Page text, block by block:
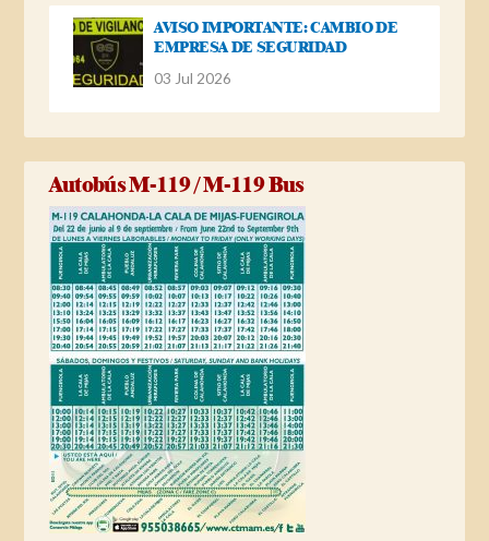
AVISO IMPORTANTE: CAMBIO DE
EMPRESA DE SEGURIDAD
03 Jul 2026
Autobús M-119 / M-119 Bus